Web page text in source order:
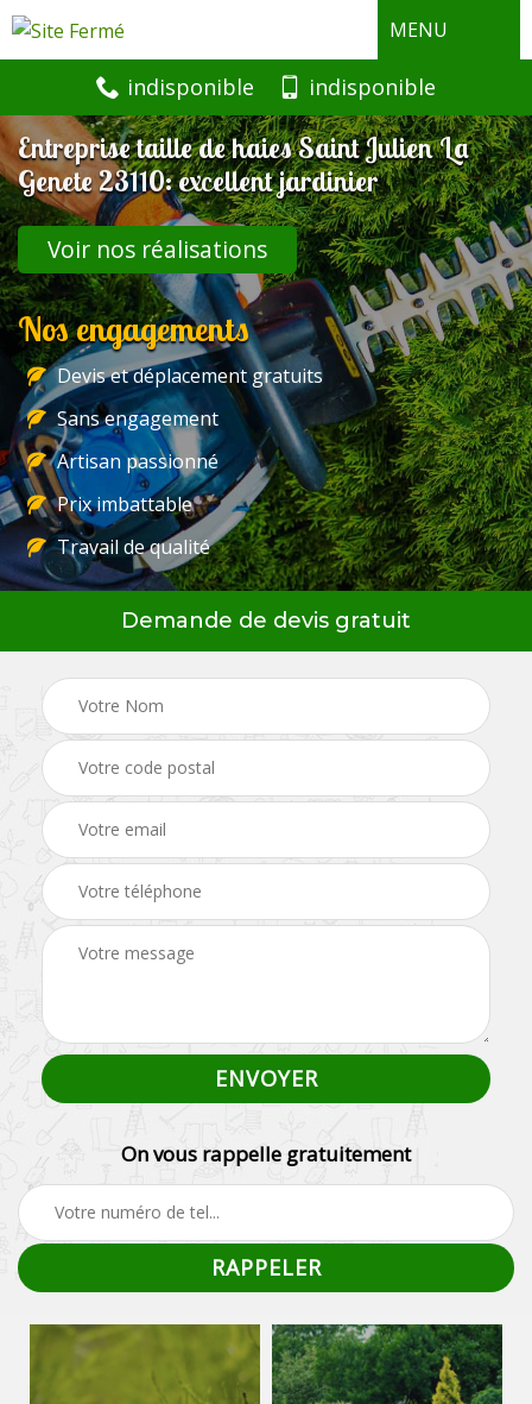
MENU
indisponible indisponible
Entreprise taille de haies Saint Julien La
Genete 23110: excellent jardinier
Voir nos réalisations
Nos engagements
Devis et déplacement gratuits
Sans engagement
Artisan passionné
Prix imbattable
Travail de qualité
Demande de devis gratuit
On vous rappelle gratuitement